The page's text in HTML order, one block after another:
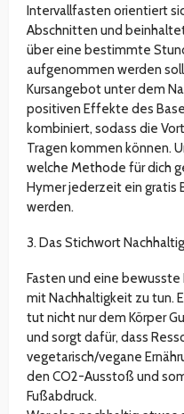
Intervallfasten orientiert
Abschnitten und
über eine bestimmte
aufgenommen werden
Kursangebot unter dem
positiven Effekte des
kombiniert, sodass die
Tragen kommen können.
welche Methode für dich
Hymer jederzeit ein gratis
werden.
3. Das Stichwort
Fasten und eine bewusste
mit Nachhaltigkeit zu tun.
tut nicht nur dem Körper
und sorgt dafür, dass
vegetarisch/vegane
den CO2-Ausstoß und
Fußabdruck.